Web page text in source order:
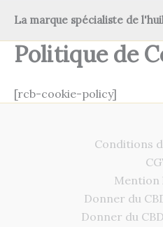
La marque spécialiste de
Politique de
[rcb-cookie-policy]
Conditions
Mention
Donner du
Donner du